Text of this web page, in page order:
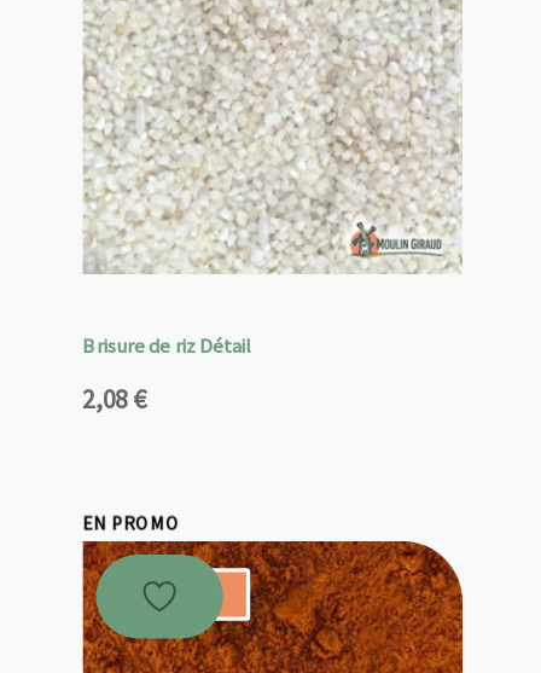
Brisure de riz Détail
2,08€
EN PROMO
Promo !